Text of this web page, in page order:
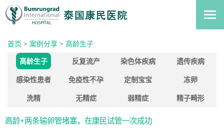
首页 > 案例分享 > 高龄生子
高龄生子
反复流产 染色体疾病
遗传疾病
感染性患者
免疫性不孕 定制宝宝
冻卵
洗精
无精症 弱精症 精子畸形
高龄+两条输卵管堵塞，在康民试管一次成功